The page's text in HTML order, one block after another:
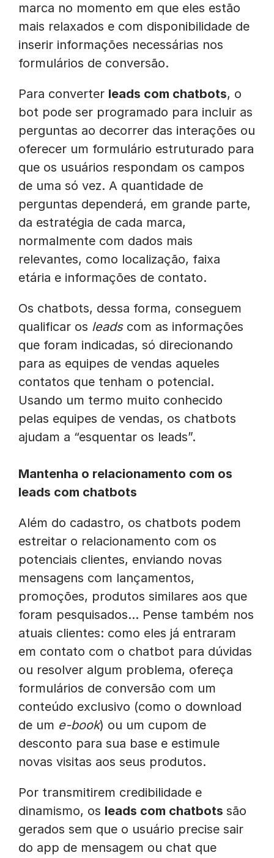
marca no momento em que eles estão
mais relaxados e com disponibilidade de
inserir informações necessárias nos
formulários de conversão.
Para converter leads com chatbots, o
bot pode ser programado para incluir as
perguntas ao decorrer das interações ou
oferecer um formulário estruturado para
que os usuários respondam os campos
de uma só vez. A quantidade de
perguntas dependerá, em grande parte,
da estratégia de cada marca,
normalmente com dados mais
relevantes, como localização, faixa
etária e informações de contato.
Os chatbots, dessa forma, conseguem
qualificar os leadscom as informações
que foram indicadas, só direcionando
para as equipes de vendas aqueles
contatos que tenham o potencial.
Usando um termo muito conhecido
pelas equipes de vendas, os chatbots
ajudam a “esquentar os leads”.
Mantenha o relacionamento com os
leads com chatbots
Além do cadastro, os chatbots podem
estreitar o relacionamento com os
potenciais clientes, enviando novas
mensagens com lançamentos,
promoções, produtos similares aos que
foram pesquisados… Pense também nos
atuais clientes: como eles já entraram
em contato com o chatbot para dúvidas
ou resolver algum problema, ofereça
formulários de conversão com um
conteúdo exclusivo (como o download
de um e-book) ou um cupom de
desconto para sua base e estimule
novas visitas aos seus produtos.
Por transmitirem credibilidade e
dinamismo, os leads com chatbots são
gerados sem que o usuário precise sair
do app de mensagem ou chat que